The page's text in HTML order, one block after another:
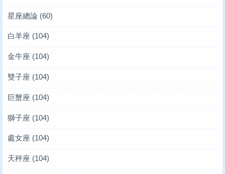
星座總論 (60)
白羊座 (104)
金牛座 (104)
雙子座 (104)
巨蟹座 (104)
獅子座 (104)
處女座 (104)
天秤座 (104)